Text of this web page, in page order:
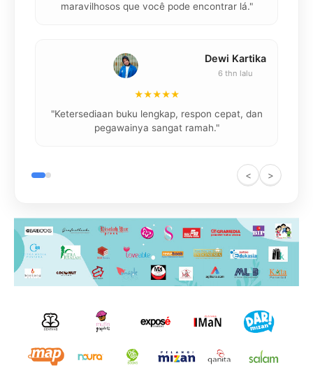
maravilhosos que você pode encontrar lá."
Dewi Kartika
6 thn lalu
★★★★★
"Ketersediaan buku lengkap, respon cepat, dan
pegawainya sangat ramah."
< >